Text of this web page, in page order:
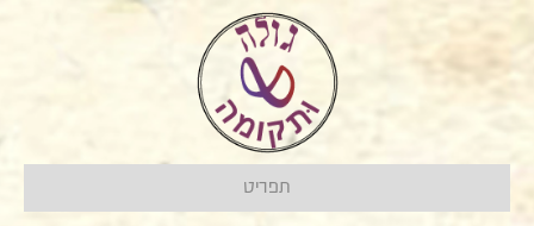
תפריט